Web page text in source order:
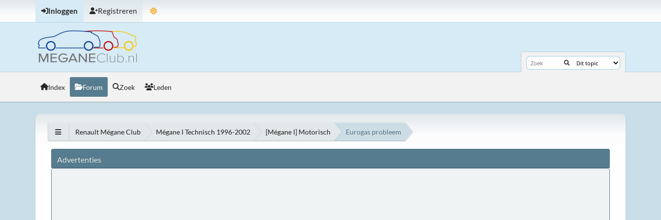
Inloggen Registreren
Index Forum Zoek Leden
Renault Mégane Club Mégane I Technisch 1996-2002 [Mégane I] Motorisch Eurogas probleem
Advertenties